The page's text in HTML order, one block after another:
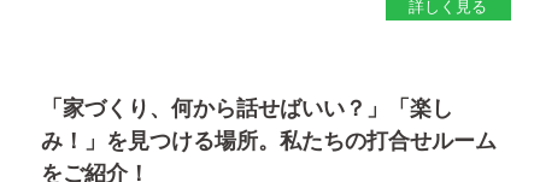
詳しく見る
「家づくり、何から話せばいい？」「楽し
み！」を見つける場所。私たちの打合せルーム
をご紹介！